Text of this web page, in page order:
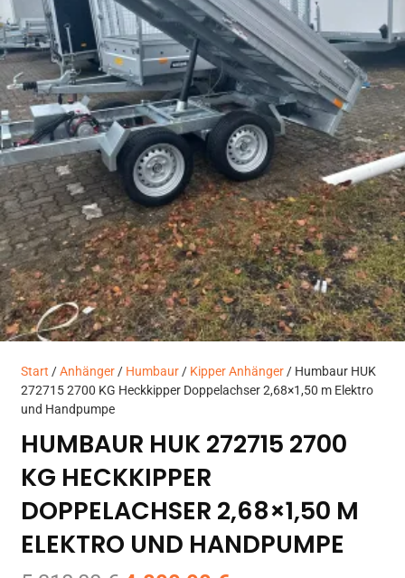
Start /Anhänger/ Humbaur/ Kipper Anhänger/ Humbaur HUK
272715 2700 KG Heckkipper Doppelachser 2,68×1,50 m Elektro
und Handpumpe
HUMBAUR HUK 272715 2700
KG HECKKIPPER
DOPPELACHSER 2,68×1,50 M
ELEKTRO UND HANDPUMPE